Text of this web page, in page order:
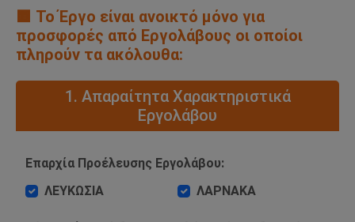
🟧 Το Έργο είναι ανοικτό μόνο για
προσφορές από Εργολάβους οι οποίοι
πληρούν τα ακόλουθα:
1. Απαραίτητα Χαρακτηριστικά
Εργολάβου
Επαρχία Προέλευσης Εργολάβου:
ΛΕΥΚΩΣΙΑ
ΛΑΡΝΑΚΑ